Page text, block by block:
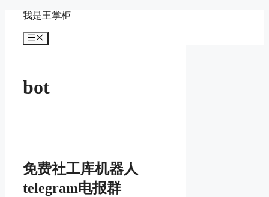
content
我是王掌柜
Menu
bot
免费社工库机器人
telegram电报群